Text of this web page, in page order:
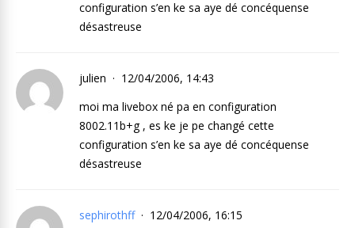
configuration s’en ke sa aye dé concéquense
désastreuse
julien
12/04/2006, 14:43
moi ma livebox né pa en configuration
8002.11b+g , es ke je pe changé cette
configuration s’en ke sa aye dé concéquense
désastreuse
sephirothff 12/04/2006, 16:15